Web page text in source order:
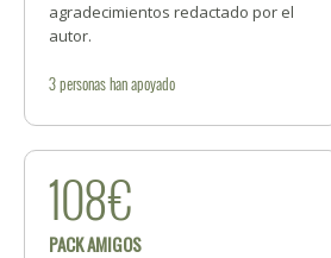
agradecimientos redactado por el
autor.
3personashan apoyado
108€
PACK AMIGOS